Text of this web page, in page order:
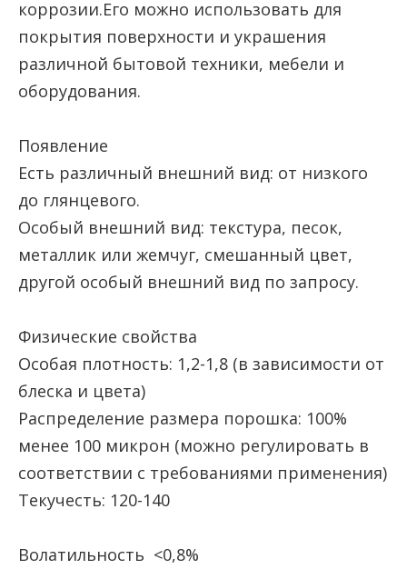
коррозии.Его можно использовать для
покрытия поверхности и украшения
различной бытовой техники, мебели и
оборудования.
Появление
Есть различный внешний вид: от низкого
до глянцевого.
Особый внешний вид: текстура, песок,
металлик или жемчуг, смешанный цвет,
другой особый внешний вид по запросу.
Физические свойства
Особая плотность: 1,2-1,8 (в зависимости от
блеска и цвета)
Распределение размера порошка: 100%
менее 100 микрон (можно регулировать в
соответствии с требованиями применения)
Текучесть: 120-140
Волатильность <0,8%